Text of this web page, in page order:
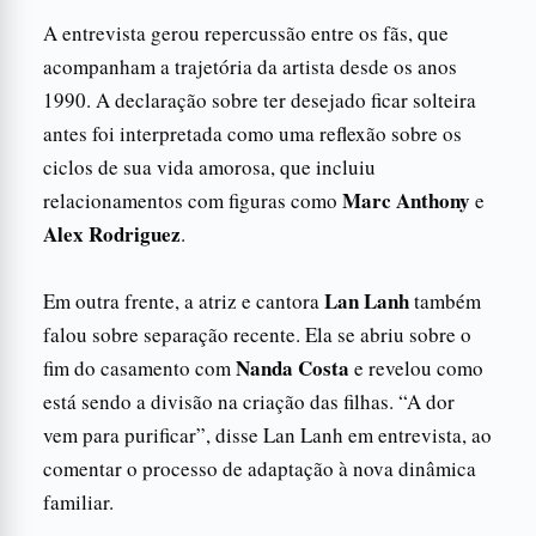
A entrevista gerou repercussão entre os fãs, que
acompanham a trajetória da artista desde os anos
1990. A declaração sobre ter desejado ficar solteira
antes foi interpretada como uma reflexão sobre os
ciclos de sua vida amorosa, que incluiu
relacionamentos com figuras como Marc Anthony e
Alex Rodriguez.
Em outra frente, a atriz e cantoraLan Lanhtambém
falou sobre separação recente. Ela se abriu sobre o
fim do casamento comNanda Costa e revelou como
está sendo a divisão na criação das filhas. “A dor
vem para purificar”, disse Lan Lanh em entrevista, ao
comentar o processo de adaptação à nova dinâmica
familiar.